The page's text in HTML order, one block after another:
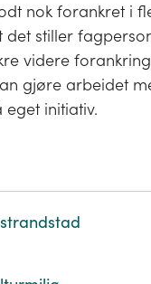
nok forankret i
det stiller
videre
gjøre arbeidet
initiativ.